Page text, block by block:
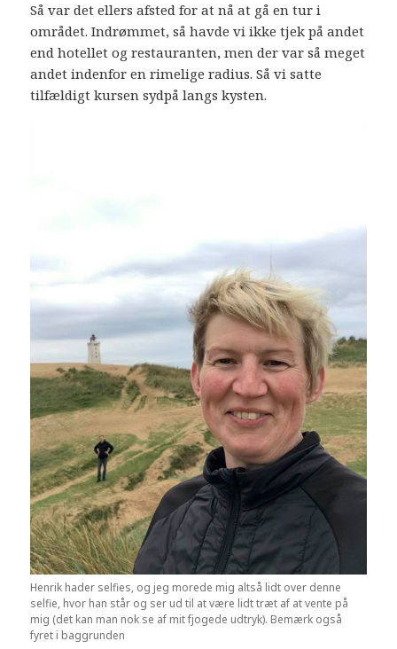
Så var det ellers afsted for at nå at gå en tur i
området. Indrømmet, så havde vi ikke tjek på andet
end hotellet og restauranten, men der var så meget
andet indenfor en rimelige radius. Så vi satte
tilfældigt kursen sydpå langs kysten.
Henrik hader selfies, og jeg morede mig altså lidt over denne
selfie, hvor han står og ser ud til at være lidt træt af at vente på
mig (det kan man nok se af mit fjogede udtryk). Bemærk også
fyret i baggrunden